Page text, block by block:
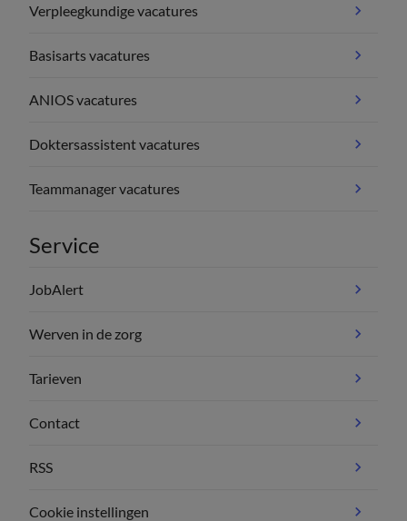
Verpleegkundige vacatures
Basisarts vacatures
ANIOS vacatures
Doktersassistent vacatures
Teammanager vacatures
Service
JobAlert
Werven in de zorg
Tarieven
Contact
RSS
Cookie instellingen